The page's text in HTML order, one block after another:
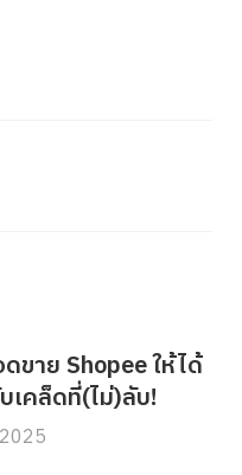
ขาย Shopee ให้ได้
เคล็ดที่(ไม่)ลับ!